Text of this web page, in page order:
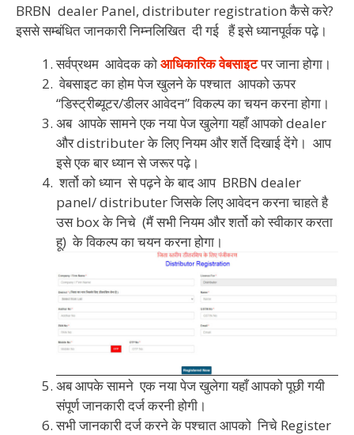
BRBN dealer Panel, distributer registration कैसे करे?
इससे सम्बंधित जानकारी निम्नलिखित दी गई हैं इसे ध्यानपूर्वक पढ़े।
सर्वप्रथम आवेदक कोआधिकारिक वेबसाइटपर जाना होगा।
वेबसाइट का होम पेज खुलने के पश्चात आपको ऊपर
“डिस्ट्रीब्यूटर/डीलर आवेदन” विकल्प का चयन करना होगा।
अब आपके सामने एक नया पेज खुलेगा यहाँ आपको dealer
और distributer के लिए नियम और शर्ते दिखाई देंगे। आप
इसे एक बार ध्यान से जरूर पढ़े।
शर्तो को ध्यान से पढ़ने के बाद आप BRBN dealer
panel/ distributer जिसके लिए आवेदन करना चाहते है
उस box के निचे (मैं सभी नियम और शर्तो को स्वीकार करता
हू) के विकल्प का चयन करना होगा।
अब आपके सामने एक नया पेज खुलेगा यहाँ आपको पूछी गयी
संपूर्ण जानकारी दर्ज करनी होगी।
सभी जानकारी दर्ज करने के पश्चात आपको निचे Register